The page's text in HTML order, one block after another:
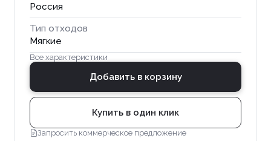
Россия
Тип отходов
Мягкие
Все характеристики
Добавить в корзину
Купить в один клик
Запросить коммерческое предложение